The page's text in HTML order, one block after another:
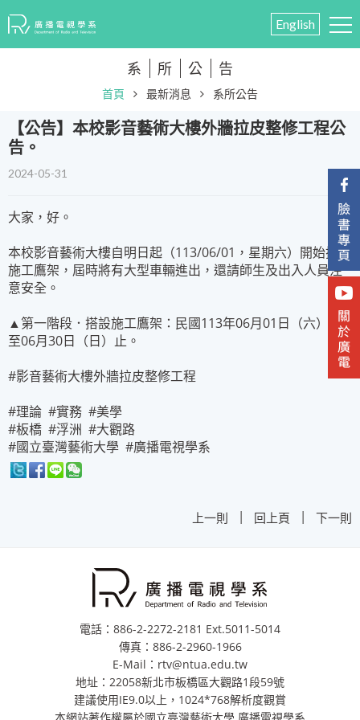
English
系 所 公 告
首頁 最新消息 系所公告
​【公告】本校影音藝術大樓外牆拉皮整修工程公
告。
2024-05-31
大家，好。
本校影音藝術大樓自明日起（113/06/01，星期六）開始搭設
施工鷹架，屆時將有大型車輛進出，還請師生及出入人員注
意安全。
▲第一階段．搭設施工鷹架：民國113年06月01日（六）起
至06月30日（日）止。
#影音藝術大樓外牆拉皮整修工程
#理論 #實務 #美學
#板橋 #浮洲 #大觀路
#國立臺灣藝術大學 #廣播電視學系
上一則 | 回上頁 | 下一則
電話：886-2-2272-2181 Ext.5011-5014
傳真：886-2-2960-1966
E-Mail：rtv@ntua.edu.tw
地址：22058新北市板橋區大觀路1段59號
建議使用IE9.0以上，1024*768解析度觀賞